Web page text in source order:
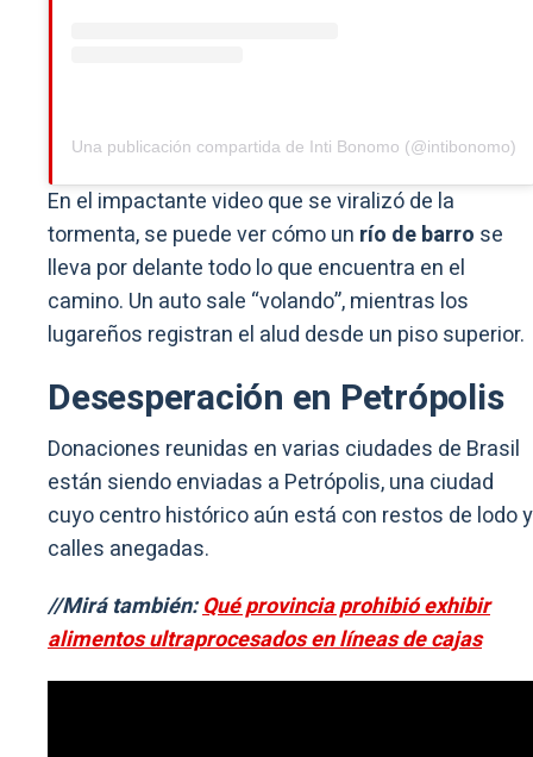
Una publicación compartida de Inti Bonomo (@intibonomo)
En el impactante video que se viralizó de la
tormenta, se puede ver cómo un río de barro se
lleva por delante todo lo que encuentra en el
camino. Un auto sale “volando”, mientras los
lugareños registran el alud desde un piso superior.
Desesperación en Petrópolis
Donaciones reunidas en varias ciudades de Brasil
están siendo enviadas a Petrópolis, una ciudad
cuyo centro histórico aún está con restos de lodo y
calles anegadas.
//Mirá también:Qué provincia prohibió exhibir
alimentos ultraprocesados en líneas de cajas